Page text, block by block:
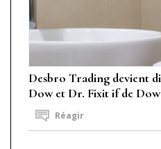
Desbro Trading devient
Dow et Dr. Fixit if de
Réagir